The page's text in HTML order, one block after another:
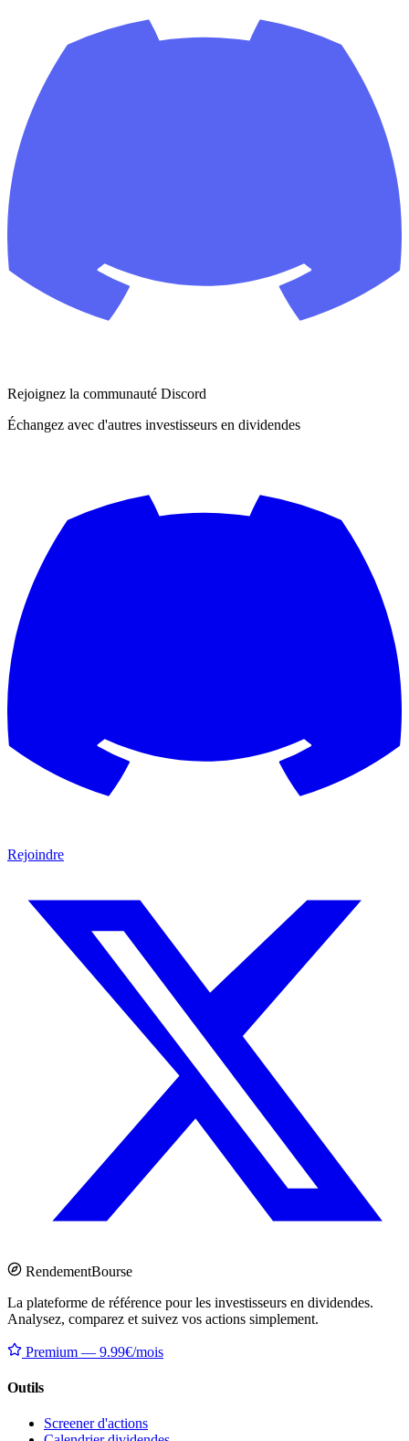
Rejoignez la communauté Discord
Échangez avec d'autres investisseurs en dividendes
Rejoindre
RendementBourse
La plateforme de référence pour les investisseurs en dividendes.
Analysez, comparez et suivez vos actions simplement.
Premium — 9.99€/mois
Outils
Screener d'actions